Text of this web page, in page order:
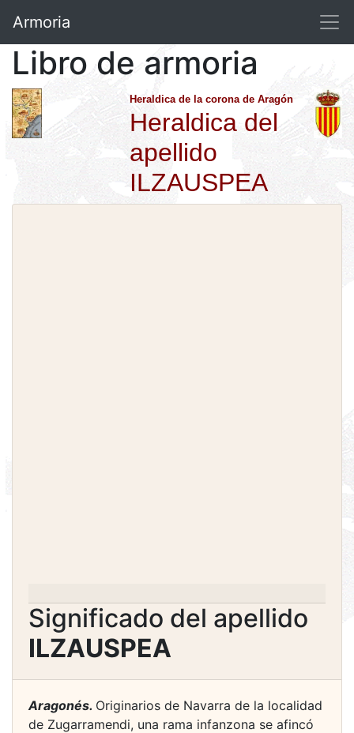
Armoria
Libro de armoria
Heraldica de la corona de Aragón
Heraldica del
apellido
ILZAUSPEA
Significado del apellido
ILZAUSPEA
Aragonés. Originarios de Navarra de la localidad
de Zugarramendi, una rama infanzona se afincó